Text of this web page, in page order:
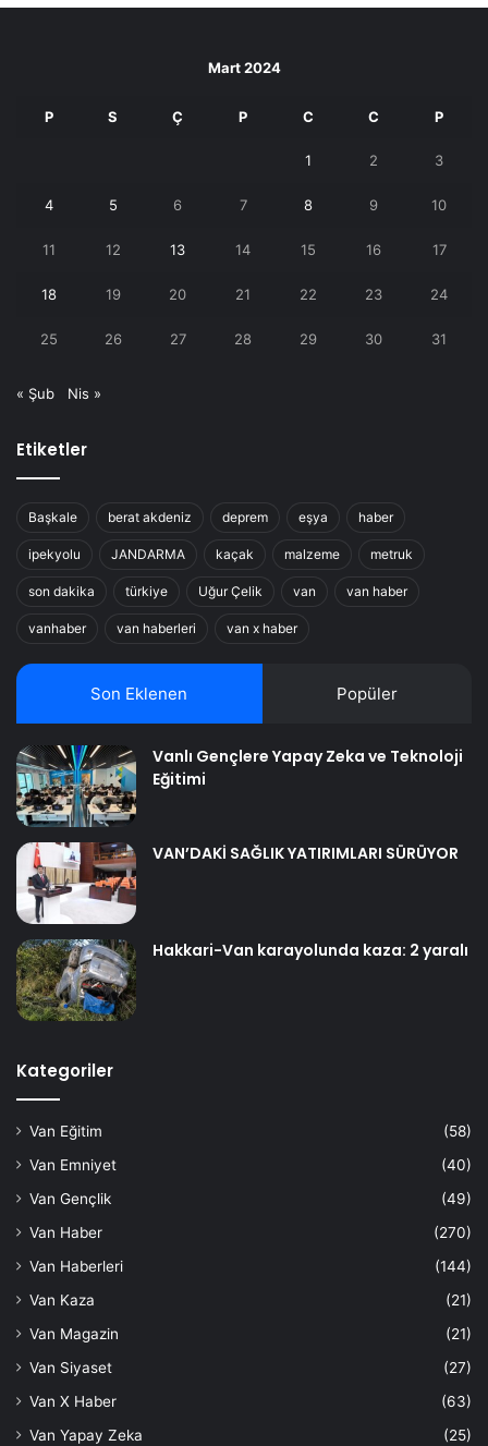
Mart 2024
P S Ç P C C P
1 2 3
4 5 6 7 8 9 10
11 12 13 14 15 16 17
18 19 20 21 22 23 24
25 26 27 28 29 30 31
« Şub Nis »
Etiketler
Başkale berat akdeniz deprem eşya haber
ipekyolu JANDARMA kaçak malzeme metruk
son dakika türkiye Uğur Çelik van van haber
vanhaber van haberleri van x haber
Son Eklenen Popüler
Vanlı Gençlere Yapay Zeka ve Teknoloji
Eğitimi
VAN’DAKİ SAĞLIK YATIRIMLARI SÜRÜYOR
Hakkari-Van karayolunda kaza: 2 yaralı
Kategoriler
Van Eğitim
(58)
Van Emniyet
(40)
Van Gençlik
(49)
Van Haber
(270)
Van Haberleri
(144)
Van Kaza
(21)
Van Magazin
(21)
Van Siyaset
(27)
Van X Haber
(63)
Van Yapay Zeka
(25)